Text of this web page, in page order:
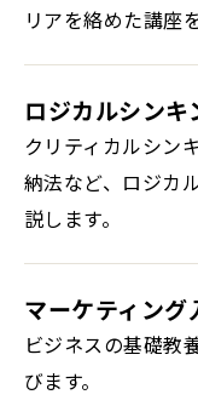
リアを絡めた講座
ロジカルシンキ
クリティカルシン
納法など、ロジカ
説します。
マーケティング
ビジネスの基礎教
びます。